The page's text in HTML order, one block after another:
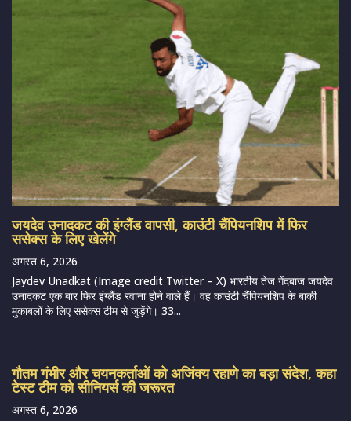
जयदेव उनादकट की इंग्लैंड वापसी, काउंटी चैंपियनशिप में फिर
ससेक्स के लिए खेलेंगे
अगस्त 6, 2026
Jaydev Unadkat (Image credit Twitter – X) भारतीय तेज गेंदबाज जयदेव
उनादकट एक बार फिर इंग्लैंड रवाना होने वाले हैं। वह काउंटी चैंपियनशिप के बाकी
मुकाबलों के लिए ससेक्स टीम से जुड़ेंगे। 33...
गौतम गंभीर और चयनकर्ताओं को अजिंक्य रहाणे का बड़ा संदेश, कहा
टेस्ट टीम को सीनियर्स की जरूरत
अगस्त 6, 2026